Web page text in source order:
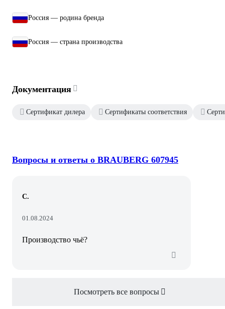
Россия — родина бренда
Россия — страна производства
Документация
Сертификат дилера Сертификаты соответствия
Вопросы и ответы о BRAUBERG 607945
С.
01.08.2024
Производство чьё?
Посмотреть все вопросы